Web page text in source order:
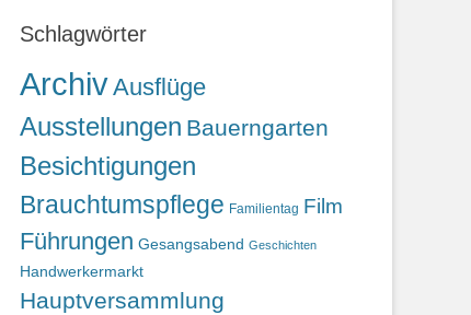
Schlagwörter
ArchivAusflüge
Ausstellungen Bauerngarten
Besichtigungen
Brauchtumspflege Familientag Film
Führungen Gesangsabend Geschichten
Handwerkermarkt
Hauptversammlung